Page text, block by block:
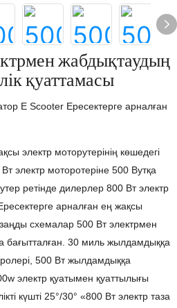
жабдықтаудың
қуаттамасы
E Scooter Ересектерге арналған
электр моторутерінің көшедегі
электр моторотеріне 500 Вутқа
ретінде дилерлер 800 Вт электр
арналған ең жақсы
схемалар 500 Вт электрмен
бағытталған. 30 миль жылдамдыққа
500 Вт жылдамдыққа
электр қуатымен қуаттылығы
күшті 25°/30° «800 Вт электр таза